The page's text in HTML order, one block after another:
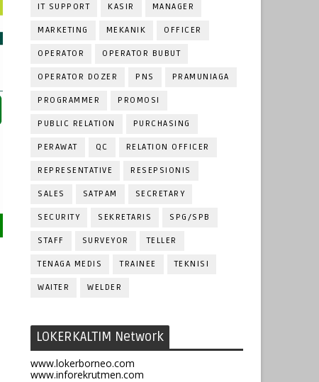
IT SUPPORT KASIR MANAGER
MARKETING MEKANIK OFFICER
OPERATOR OPERATOR BUBUT
OPERATOR DOZER PNS PRAMUNIAGA
PROGRAMMER PROMOSI
PUBLIC RELATION PURCHASING
PERAWAT QC RELATION OFFICER
REPRESENTATIVE RESEPSIONIS
SALES SATPAM SECRETARY
SECURITY SEKRETARIS SPG/SPB
STAFF SURVEYOR TELLER
TENAGA MEDIS TRAINEE TEKNISI
WAITER WELDER
LOKERKALTIM Network
www.lokerborneo.com
www.inforekrutmen.com